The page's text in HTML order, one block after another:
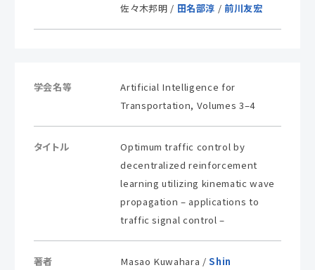
佐々木邦明 / 田名部淳 / 前川友宏
学会名等
Artificial Intelligence for
Transportation, Volumes 3–4
タイトル
Optimum traffic control by
decentralized reinforcement
learning utilizing kinematic wave
propagation – applications to
traffic signal control –
著者 Masao Kuwahara /Shin